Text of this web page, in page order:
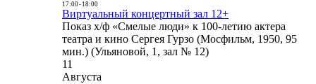
17:00- 18:00
Виртуальный концертный зал 12+
Показ х/ф «Смелые люди» к 100-летию актера
театра и кино Сергея Гурзо (Мосфильм, 1950, 95
мин.) (Ульяновой, 1, зал № 12)
11
Августа